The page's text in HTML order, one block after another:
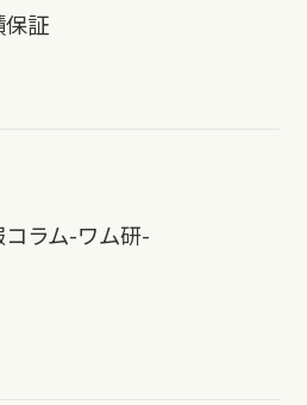
証
ラム-ワム研-